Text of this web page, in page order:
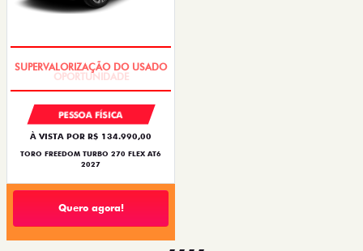
PESSOA FÍSICA
À VISTA POR R$ 134.990,00
TORO FREEDOM TURBO 270 FLEX AT6
2027
Quero agora!